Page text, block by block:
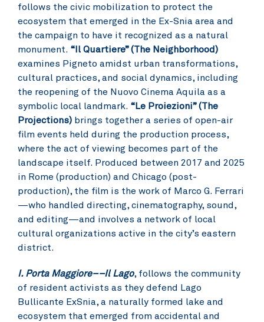
follows the civic mobilization to protect the
ecosystem that emerged in the Ex-Snia area and
the campaign to have it recognized as a natural
monument. “Il Quartiere” (The Neighborhood)
examines Pigneto amidst urban transformations,
cultural practices, and social dynamics, including
the reopening of the Nuovo Cinema Aquila as a
symbolic local landmark. “Le Proiezioni” (The
Projections) brings together a series of open-air
film events held during the production process,
where the act of viewing becomes part of the
landscape itself. Produced between 2017 and 2025
in Rome (production) and Chicago (post-
production), the film is the work of Marco G. Ferrari
—who handled directing, cinematography, sound,
and editing—and involves a network of local
cultural organizations active in the city’s eastern
district.
I. Porta Maggiore––Il Lago, follows the community
of resident activists as they defend Lago
Bullicante ExSnia, a naturally formed lake and
ecosystem that emerged from accidental and